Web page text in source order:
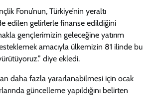
Fonu’nun, Türkiye’nin yeraltı
edilen gelirlerle finanse edildiğini
gençlerimizin geleceğine yatırım
amacıyla ülkemizin 81 ilinde bu
diye ekledi.
daha fazla yararlanabilmesi için ocak
güncelleme yapıldığını belirten